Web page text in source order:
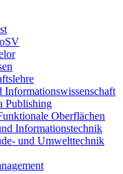
Publishing
Oberflächen
Informationstechnik
und Umwelttechnik